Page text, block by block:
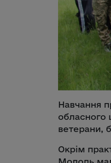
Навчання
обласного
ветерани,
Окрім
Молодь